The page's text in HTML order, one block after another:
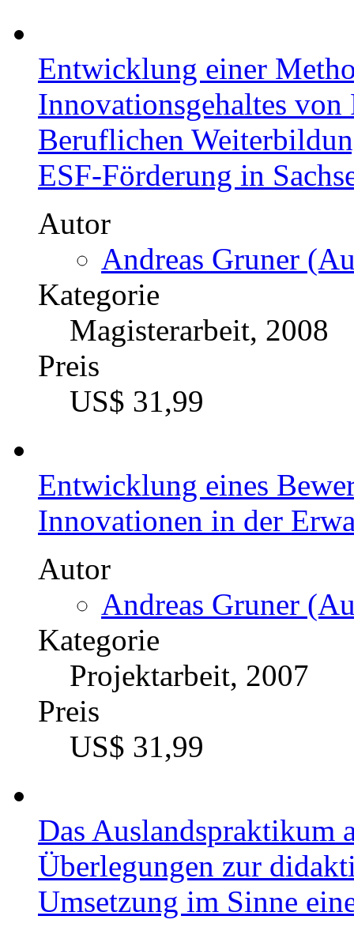
Entwicklung einer
Innovationsgehaltes
Beruflichen
ESF-Förderung in
Autor
Andreas Gruner
Kategorie
Magisterarbeit, 2008
Preis
US$ 31,99
Entwicklung eines
Innovationen in der
Autor
Andreas Gruner
Kategorie
Projektarbeit, 2007
Preis
US$ 31,99
Das Auslandspraktikum
Überlegungen zur
Umsetzung im Sinne